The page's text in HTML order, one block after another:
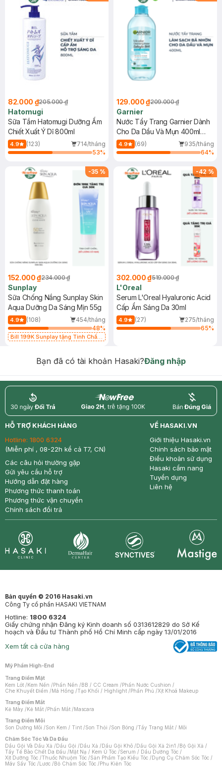
82.000 ₫205.000 ₫
Hatomugi
Sữa Tắm Hatomugi Dưỡng Ẩm
Chiết Xuất Ý Dĩ 800ml
4.9 (123)
714/tháng
53%
129.000 ₫209.000 ₫
Garnier
Nước Tẩy Trang Garnier Dành
Cho Da Dầu Và Mụn 400ml
(Mới)
4.9 (69)
935/tháng
64%
-35 %
152.000 ₫234.000 ₫
Sunplay
Sữa Chống Nắng Sunplay Skin
Aqua Dưỡng Da Sáng Mịn 55g
4.9 (108)
454/tháng
48%
Bill 199K Sunplay tặng Tinh Chất
-42 %
302.000 ₫519.000 ₫
L'Oreal
Serum L'Oreal Hyaluronic Acid
Cấp Ẩm Sáng Da 30ml
4.9 (27)
275/tháng
65%
Bạn đã có tài khoản Hasaki?Đăng nhập
return nowfree price
HỖ TRỢ KHÁCH HÀNG
Hotline: 1800 6324
(Miễn phí , 08-22h kể cả T7, CN)
Các câu hỏi thường gặp
Gửi yêu cầu hỗ trợ
Hướng dẫn đặt hàng
Phương thức thanh toán
Phương thức vận chuyển
Chính sách đổi trả
VỀ HASAKI.VN
Giới thiệu Hasaki.vn
Chính sách bảo mật
Điều khoản sử dụng
Hasaki cẩm nang
Tuyển dụng
Liên hệ
Bản quyền © 2016 Hasaki.vn
Công Ty cổ phần HASAKI VIETNAM
Hotline: 1800 6324
Giấy chứng nhận Đăng ký Kinh doanh số 0313612829 do Sở Kế
hoạch và Đầu tư Thành phố Hồ Chí Minh cấp ngày 13/01/2016
Xem tất cả cửa hàng
Mỹ Phẩm High-End
Trang Điểm Mặt
Kem Lót /Kem Nền /Phấn Nền /BB / CC Cream /Phấn Nước Cushion /
Che Khuyết Điểm /Má Hồng /Tạo Khối / Highlight /Phấn Phủ /Xịt Khoá Makeup
Trang Điểm Mắt
Kẻ Mày /Kẻ Mắt /Phấn Mắt /Mascara
Trang Điểm Môi
Son Dưỡng Môi /Son Kem / Tint /Son Thỏi /Son Bóng /Tẩy Trang Mắt / Môi
Chăm Sóc Tóc Và Da Đầu
Dầu Gội Và Dầu Xả /Dầu Gội /Dầu Xả /Dầu Gội Khô /Dầu Gội Xả 2in1 /Bộ Gội Xả /
Tẩy Tế Bào Chết Da Đầu /Mặt Nạ / Kem Ủ Tóc /Serum / Dầu Dưỡng Tóc /
Xịt Dưỡng Tóc /Thuốc Nhuộm Tóc /Sản Phẩm Tạo Kiểu Tóc /Dụng Cụ Chăm Sóc Tóc /
Máy Sấy Tóc /Lược /Bộ Chăm Sóc Tóc /Phụ Kiện Tóc